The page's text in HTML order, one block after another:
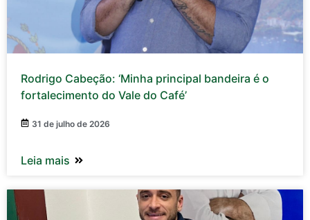
Rodrigo Cabeção: ‘Minha principal bandeira é o
fortalecimento do Vale do Café’
31 de julho de 2026
Leia mais